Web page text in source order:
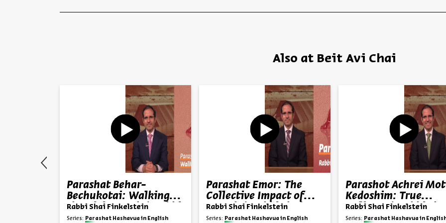
Also at Beit Avi Chai
Parashat Behar-
Bechukotai: Walking
the Divine Path | Rabbi
Shai Finkelstein
Rabbi Shai Finkelstein
Series: Parashat Hashavua in English
Parashat Emor: The
Collective Impact of
Speech | Rabbi Shai
Finkelstein
Rabbi Shai Finkelstein
Series: Parashat Hashavua in English
Parashot Achrei
Kedoshim: True
Holiness | Rabbi Shai
Finkelstein
Rabbi Shai Finkelstein
Series: Parashat Hashavua in